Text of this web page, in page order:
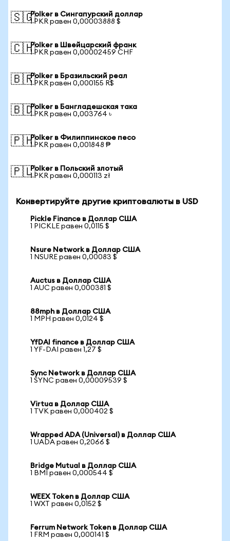
🇸🇬Polker в Сингапурский доллар
1 PKR равен 0,00003888 $
🇨🇭Polker в Швейцарский франк
1 PKR равен 0,00002459 CHF
🇧🇷Polker в Бразильский реал
1 PKR равен 0,000155 R$
🇧🇩Polker в Бангладешская така
1 PKR равен 0,003764 ৳
🇵🇭Polker в Филиппинское песо
1 PKR равен 0,001848 ₱
🇵🇱Polker в Польский злотый
1 PKR равен 0,000113 zł
Конвертируйте другие криптовалюты в USD
Pickle Finance в Доллар США
1 PICKLE равен 0,0115 $
Nsure Network в Доллар США
1 NSURE равен 0,00083 $
Auctus в Доллар США
1 AUC равен 0,000381 $
88mph в Доллар США
1 MPH равен 0,0124 $
YfDAI finance в Доллар США
1 YF-DAI равен 1,27 $
Sync Network в Доллар США
1 SYNC равен 0,00009539 $
Virtua в Доллар США
1 TVK равен 0,000402 $
Wrapped ADA (Universal) в Доллар США
1 UADA равен 0,2066 $
Bridge Mutual в Доллар США
1 BMI равен 0,000544 $
WEEX Token в Доллар США
1 WXT равен 0,0152 $
Ferrum Network Token в Доллар США
1 FRM равен 0,000141 $